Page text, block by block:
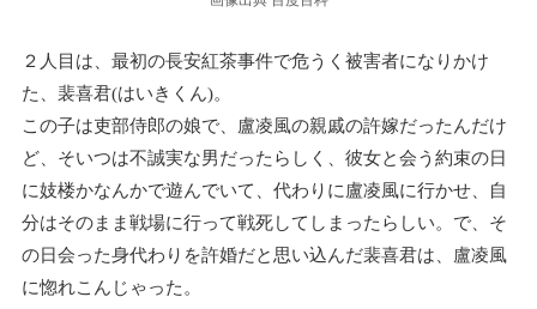
２人目は、最初の長安紅茶事件で危うく被害者になりかけ
た、裴喜君(はいきくん)。
この子は吏部侍郎の娘で、盧凌風の親戚の許嫁だったんだけ
ど、そいつは不誠実な男だったらしく、彼女と会う約束の日
に妓楼かなんかで遊んでいて、代わりに盧凌風に行かせ、自
分はそのまま戦場に行って戦死してしまったらしい。で、そ
の日会った身代わりを許婚だと思い込んだ裴喜君は、盧凌風
に惚れこんじゃった。